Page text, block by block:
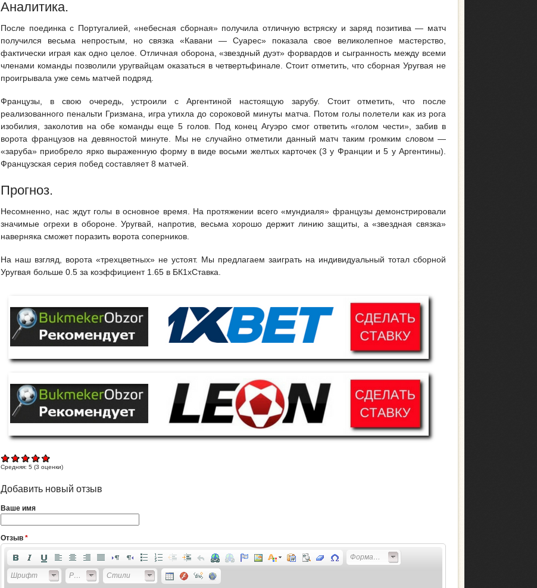
Аналитика.
После поединка с Португалией, «небесная сборная» получила отличную встряску и заряд позитива — матч
получился весьма непростым, но связка «Кавани — Суарес» показала свое великолепное мастерство,
фактически играя как одно целое. Отличная оборона, «звездный дуэт» форвардов и сыгранность между всеми
членами команды позволили уругвайцам оказаться в четвертьфинале. Стоит отметить, что сборная Уругвая не
проигрывала уже семь матчей подряд.
Французы, в свою очередь, устроили с Аргентиной настоящую зарубу. Стоит отметить, что после
реализованного пенальти Гризмана, игра утихла до сороковой минуты матча. Потом голы полетели как из рога
изобилия, заколотив на обе команды еще 5 голов. Под конец Агуэро смог ответить «голом чести», забив в
ворота французов на девяностой минуте. Мы не случайно отметили данный матч таким громким словом —
«заруба» приобрело ярко выраженную форму в виде восьми желтых карточек (3 у Франции и 5 у Аргентины).
Французская серия побед составляет 8 матчей.
Прогноз.
Несомненно, нас ждут голы в основное время. На протяжении всего «мундиаля» французы демонстрировали
значимые огрехи в обороне. Уругвай, напротив, весьма хорошо держит линию защиты, а «звездная связка»
наверняка сможет поразить ворота соперников.
На наш взгляд, ворота «трехцветных» не устоят. Мы предлагаем заиграть на индивидуальный тотал сборной
Уругвая больше 0.5 за коэффициент 1.65 в БК1хСтавка.
Средняя: 5 (3 оценки)
Добавить новый отзыв
Ваше имя
Отзыв *
Форматирование
Шрифт Размер Стили